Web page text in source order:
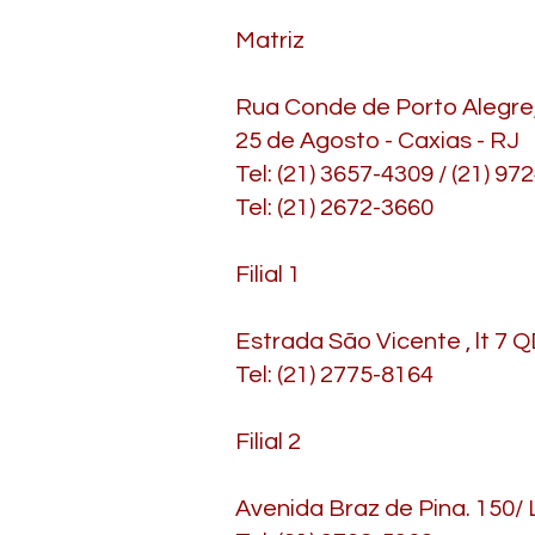
Matriz
Rua Conde de Porto
25 de Agosto - Caxias - RJ
Tel: (21) 3657-4309 / (21)
Tel: (21) 2672-3660
Filial 1
Estrada São Vicente , lt 7
Tel: (21) 2775-8164
Filial 2
Avenida Braz de Pina. 150/